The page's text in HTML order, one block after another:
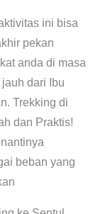
ini bisa
pekan
anda di masa
dari Ibu
Trekking di
dan Praktis!
beban yang